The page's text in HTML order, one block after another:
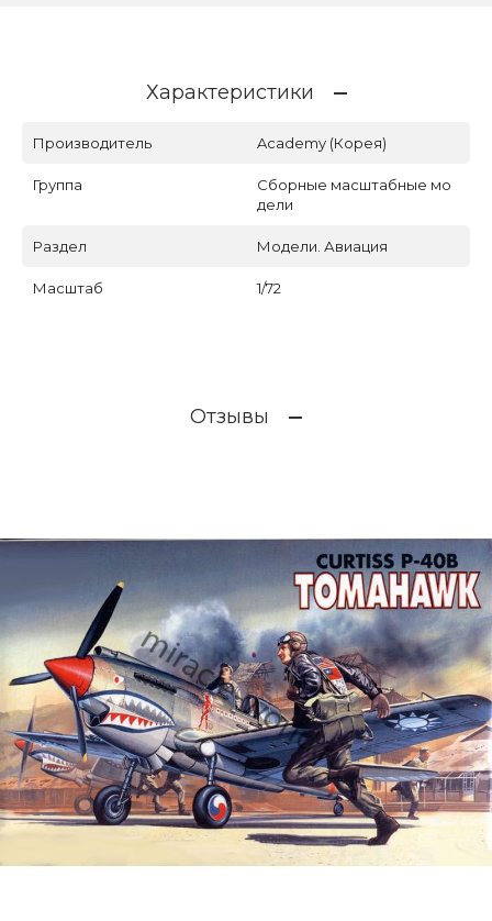
Характеристики
Производитель Academy (Корея)
Группа
Сборные масштабные мо
дели
Раздел Модели. Авиация
Масштаб 1/72
Отзывы